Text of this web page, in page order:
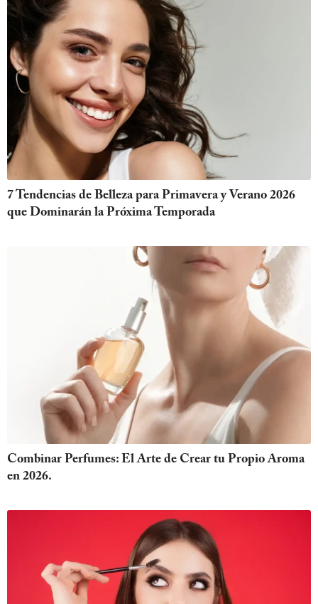
7 Tendencias de Belleza para Primavera y Verano 2026
que Dominarán la Próxima Temporada
Combinar Perfumes: El Arte de Crear tu Propio Aroma
en 2026.